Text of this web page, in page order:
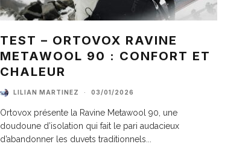
TEST – ORTOVOX RAVINE
METAWOOL 90 : CONFORT ET
CHALEUR
LILIAN MARTINEZ · 03/01/2026
Ortovox présente la Ravine Metawool 90, une
doudoune d’isolation qui fait le pari audacieux
d’abandonner les duvets traditionnels